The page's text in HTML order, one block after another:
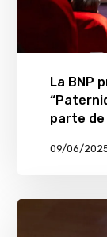
La BNP
parte de
09/06/